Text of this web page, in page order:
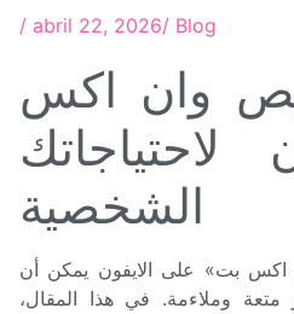
/ abril 22, 2026/ Blog
وان اكس
لاحتياجاتك
الشخصية
بت» على الايفون يمكن أن
متعة وملاءمة. في هذا المقال،